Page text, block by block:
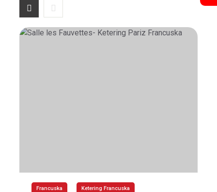
Francuska Ketering Francuska